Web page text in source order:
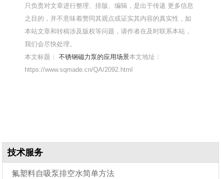
只负责对文章进行整理、排版、编辑，是出于传递 更多信息
之目的，并不意味着赞同其观点或证实其内容的真实性，如
本站文章和转稿涉及版权等问题，请作者在及时联系本站，
我们会尽快处理。
本文标题：不锈钢磁力泵的应用场景本文地址：
https://www.sqmade.cn/QA/2092.html
技术服务
氟塑料自吸泵排空水简单方法